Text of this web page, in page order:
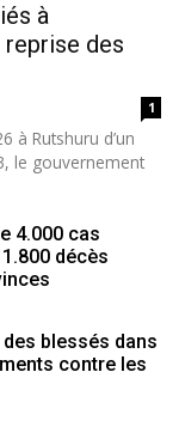
à
reprise des
1
à Rutshuru d’un
le gouvernement
4.000 cas
décès
blessés dans
contre les